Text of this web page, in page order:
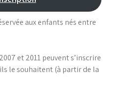
aux enfants nés entre
et 2011 peuvent s’inscrire
le souhaitent (à partir de la